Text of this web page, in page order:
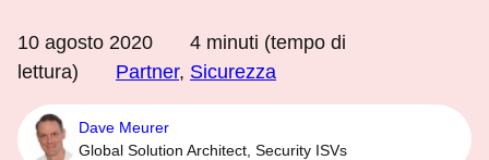
10 agosto 2020 4 minuti (tempo di
lettura)
Partner, Sicurezza
Dave Meurer
Global Solution Architect, Security ISVs